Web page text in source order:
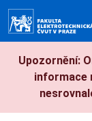
Upozornění:
informace